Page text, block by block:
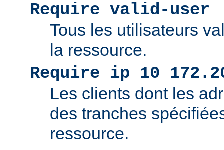
Require valid-user
Tous les utilisateurs
la ressource.
Require ip 10
Les clients dont les
des tranches
ressource.